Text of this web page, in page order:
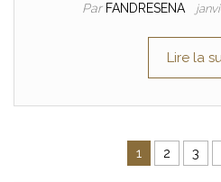
Par FANDRESENA
Lire la
Pagination des
1 2 3